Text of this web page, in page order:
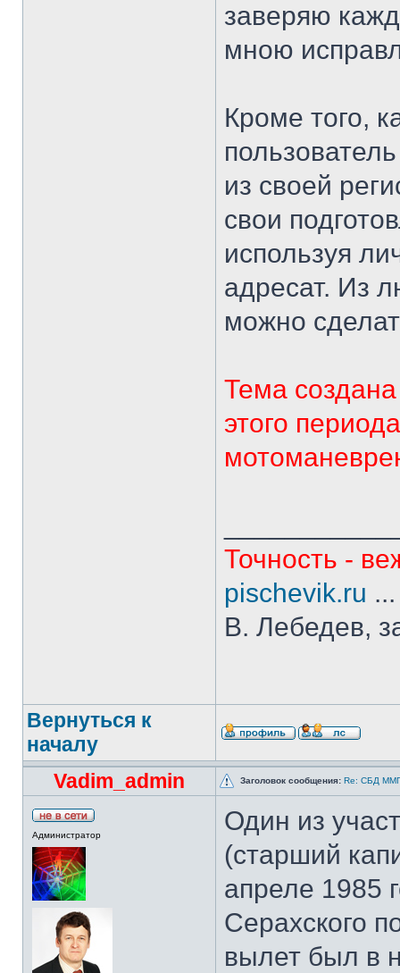
заверяю
мною
Кроме того,
из своей
свои
используя
адресат. Из
можно
Тема
этого
Точность -
pischevik.ru
В. Лебедев,
Вернуться к
началу
Vadim_admin
Заголовок сообщения: Re: СБД ММГ
Администратор
Один из
(старший
апреле 1985
Серахского
вылет был в